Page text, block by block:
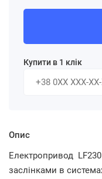
Опис
Електропривод
заслінками в
Купити в 1 клік